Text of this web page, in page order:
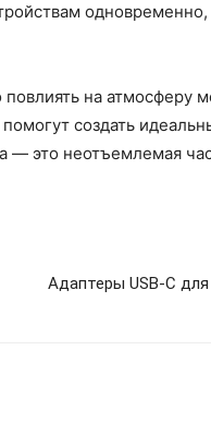
одновременно,
на атмосферу
создать
это неотъемлемая
Адаптеры USB-C